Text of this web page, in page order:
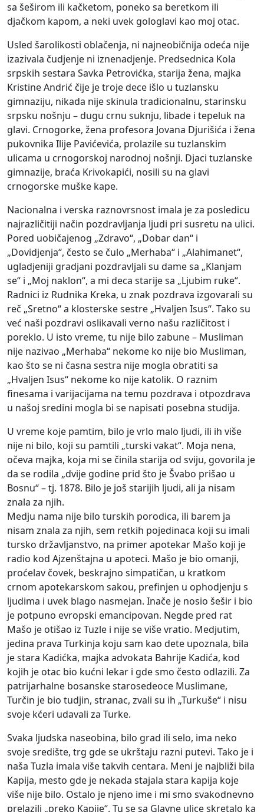
sa šeširom ili kačketom, poneko sa beretkom ili
djačkom kapom, a neki uvek gologlavi kao moj otac.
Usled šarolikosti oblačenja, ni najneobičnija odeća nije
izazivala čudjenje ni iznenadjenje. Predsednica Kola
srpskih sestara Savka Petrovićka, starija žena, majka
Kristine Andrić čije je troje dece išlo u tuzlansku
gimnaziju, nikada nije skinula tradicionalnu, starinsku
srpsku nošnju – dugu crnu suknju, libade i tepeluk na
glavi. Crnogorke, žena profesora Jovana Djurišića i žena
pukovnika Ilije Pavićevića, prolazile su tuzlanskim
ulicama u crnogorskoj narodnoj nošnji. Djaci tuzlanske
gimnazije, braća Krivokapići, nosili su na glavi
crnogorske muške kape.
Nacionalna i verska raznovrsnost imala je za posledicu
najrazličitiji način pozdravljanja ljudi pri susretu na ulici.
Pored uobičajenog „Zdravo“, „Dobar dan“ i
„Dovidjenja“, često se čulo „Merhaba“ i „Alahimanet“,
ugladjeniji gradjani pozdravljali su dame sa „Klanjam
se“ i „Moj naklon“, a mi deca starije sa „Ljubim ruke“.
Radnici iz Rudnika Kreka, u znak pozdrava izgovarali su
reč „Sretno“ a klosterske sestre „Hvaljen Isus“. Tako su
već naši pozdravi oslikavali verno našu različitost i
poreklo. U isto vreme, tu nije bilo zabune – Musliman
nije nazivao „Merhaba“ nekome ko nije bio Musliman,
kao što se ni časna sestra nije mogla obratiti sa
„Hvaljen Isus“ nekome ko nije katolik. O raznim
finesama i varijacijama na temu pozdrava i otpozdrava
u našoj sredini mogla bi se napisati posebna studija.
U vreme koje pamtim, bilo je vrlo malo ljudi, ili ih više
nije ni bilo, koji su pamtili „turski vakat“. Moja nena,
očeva majka, koja mi se činila starija od sviju, govorila je
da se rodila „dvije godine prid što je Švabo prišao u
Bosnu“ – tj. 1878. Bilo je još starijih ljudi, ali ja nisam
znala za njih.
Medju nama nije bilo turskih porodica, ili barem ja
nisam znala za njih, sem retkih pojedinaca koji su imali
tursko državljanstvo, na primer apotekar Mašo koji je
radio kod Ajzenštajna u apoteci. Mašo je bio omanji,
proćelav čovek, beskrajno simpatičan, u kratkom
crnom apotekarskom sakou, prefinjen u ophodjenju s
ljudima i uvek blago nasmejan. Inače je nosio šešir i bio
je potpuno evropski emancipovan. Negde pred rat
Mašo je otišao iz Tuzle i nije se više vratio. Medjutim,
jedina prava Turkinja koju sam kao dete upoznala, bila
je stara Kadićka, majka advokata Bahrije Kadića, kod
kojih je otac bio kućni lekar i gde smo često odlazili. Za
patrijarhalne bosanske starosedeoce Muslimane,
Turčin je bio tudjin, stranac, zvali su ih „Turkuše“ i nisu
svoje kćeri udavali za Turke.
Svaka ljudska naseobina, bilo grad ili selo, ima neko
svoje središte, trg gde se ukrštaju razni putevi. Tako je i
naša Tuzla imala više takvih centara. Meni je najbliži bila
Kapija, mesto gde je nekada stajala stara kapija koje
više nije bilo. Ostalo je njeno ime i mi smo svakodnevno
prelazili „preko Kapije“. Tu se sa Glavne ulice skretalo ka